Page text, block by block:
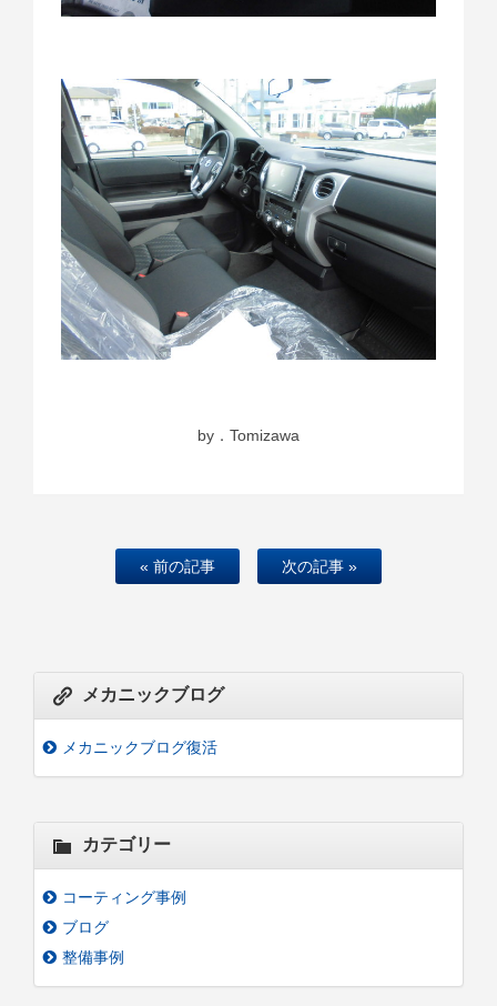
by．Tomizawa
« 前の記事 次の記事 »
メカニックブログ
メカニックブログ復活
カテゴリー
コーティング事例
ブログ
整備事例